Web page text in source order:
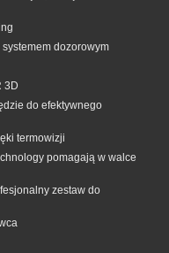
dozorowym
3D
do efektywnego
termowizji
pomagają w walce
zestaw do